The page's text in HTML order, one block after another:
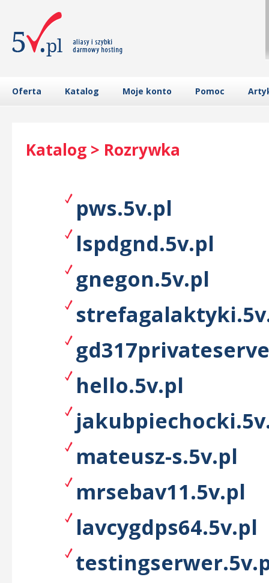
Oferta Katalog Moje konto Pomoc
Katalog > Rozrywka
pws.5v.pl
lspdgnd.5v.pl
gnegon.5v.pl
hello.5v.pl
mateusz-s.5v.pl
mrsebav11.5v.pl
lavcygdps64.5v.pl